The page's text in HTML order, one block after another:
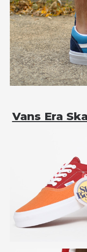
Vans Era